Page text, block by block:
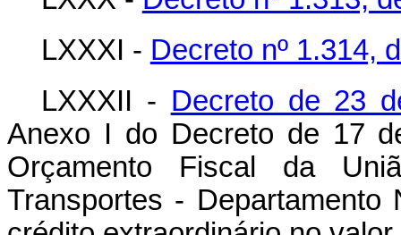
LXXXI - Decreto nº 1.314,
LXXXII - Decreto de 23
Anexo I do Decreto de 17
Orçamento Fiscal da
Transportes - Departamento